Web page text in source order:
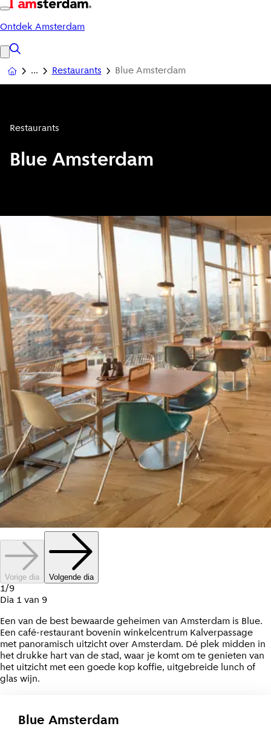
Ontdek Amsterdam
Restaurants Blue Amsterdam
Restaurants
Blue Amsterdam
Vorige dia Volgende dia
1/9
Dia 1 van 9
Een van de best bewaarde geheimen van Amsterdam is Blue.
Een café-restaurant bovenin winkelcentrum Kalverpassage
met panoramisch uitzicht over Amsterdam. Dé plek midden in
het drukke hart van de stad, waar je komt om te genieten van
het uitzicht met een goede kop koffie, uitgebreide lunch of
glas wijn.
Blue Amsterdam